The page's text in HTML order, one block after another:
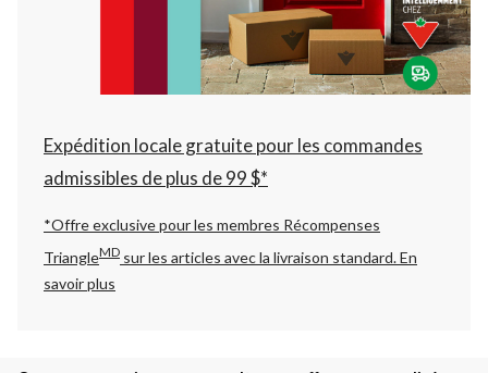
à
06:00
cliquer
pour
changer
Expédition locale gratuite pour les commandes
admissibles de plus de 99 $*
*Offre exclusive pour les membres Récompenses
TriangleMD sur les articles avec la livraison standard.En
savoir plus